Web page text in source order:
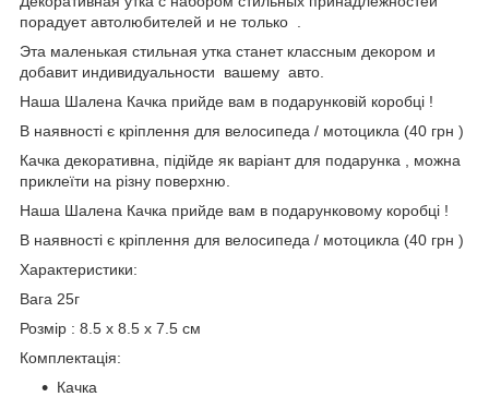
порадует автолюбителей и не только .
Эта маленькая стильная утка станет классным декором и
добавит индивидуальности вашему авто.
Наша Шалена Качка прийде вам в подарунковій коробці !
В наявності є кріплення для велосипеда / мотоцикла (40 грн )
Качка декоративна, підійде як варіант для подарунка , можна
приклеїти на різну поверхню.
Наша Шалена Качка прийде вам в подарунковому коробці !
В наявності є кріплення для велосипеда / мотоцикла (40 грн )
Характеристики:
Вага 25г
Розмір : 8.5 x 8.5 x 7.5 см
Комплектація:
Качка